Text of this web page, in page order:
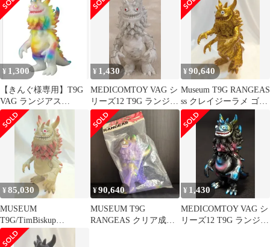
¥ 1,300
【きんぐ様専用】T9G
VAG ランジアス
RANGEAS ソフビ レ
インボー
¥ 1,430
MEDICOMTOY VAG シ
リーズ12 T9G ランジア
ス 白
¥90,640
Museum T9G RANGEAS
ss クレイジーラメ ゴー
ルド&シルバー
¥85,030
MUSEUM
T9G/TimBiskup
RANGEAS MOVIE
COLOR 灰色×ピンク
¥90,640
MUSEUM T9G
RANGEAS クリア成型/
¥ 1,430
MEDICOMTOY VAG シ
リーズ12 T9G ランジア